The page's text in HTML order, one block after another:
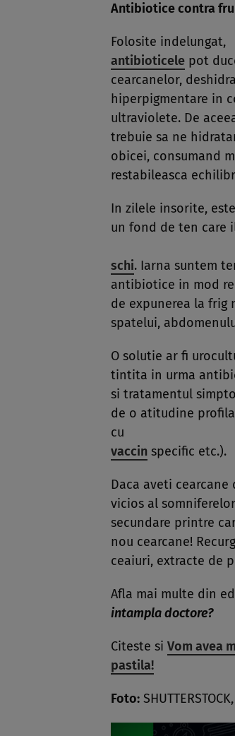
Antibiotice contra
Folosite indelungat,
antibioticele pot
cearcanelor,
hiperpigmentare in
ultraviolete. De
trebuie sa ne
obicei, consumand
restabileasca
In zilele insorite,
un fond de ten care
schi. Iarna suntem
antibiotice in mod
de expunerea la frig
spatelui,
O solutie ar fi
tintita in urma
si tratamentul
de o atitudine
cu
vaccin specific etc.).
Daca aveti
vicios al
secundare printre
nou cearcane!
ceaiuri, extracte de
Afla mai multe din
intampla doctore?
Citeste si Vom avea
pastila!
Foto: